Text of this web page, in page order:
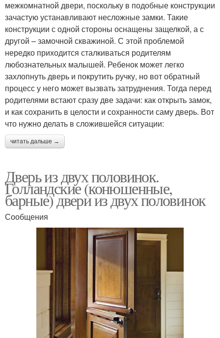
межкомнатной двери, поскольку в подобные конструкции
зачастую устанавливают несложные замки. Такие
конструкции с одной стороны оснащены защелкой, а с
другой – замочной скважиной. С этой проблемой
нередко приходится сталкиваться родителям
любознательных малышей. Ребенок может легко
захлопнуть дверь и покрутить ручку, но вот обратный
процесс у него может вызвать затруднения. Тогда перед
родителями встают сразу две задачи: как открыть замок,
и как сохранить в целости и сохранности саму дверь. Вот
что нужно делать в сложившейся ситуации:
читать дальше →
Дверь из двух половинок.
Голландские (конюшенные,
барные) двери из двух половинок
Сообщения